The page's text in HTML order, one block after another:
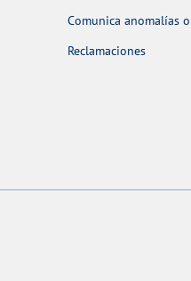
Comunica anomalías
Reclamaciones